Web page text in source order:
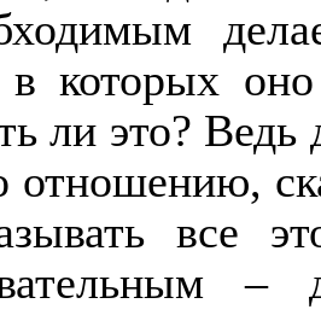
в которых
ли это?
отношению,
все